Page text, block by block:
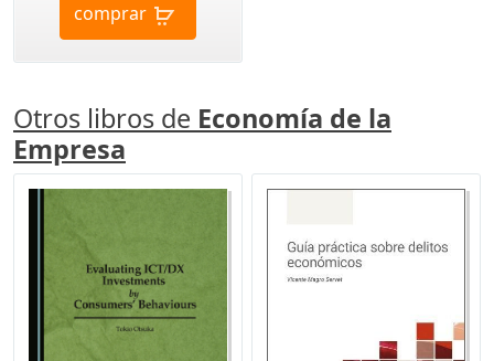
comprar
Otros libros de Economía de la
Empresa